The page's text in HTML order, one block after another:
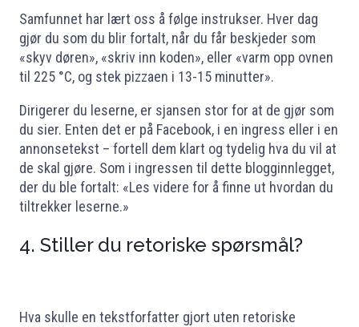
Samfunnet har lært oss å følge instrukser. Hver dag
gjør du som du blir fortalt, når du får beskjeder som
«skyv døren», «skriv inn koden», eller «varm opp ovnen
til 225 °C, og stek pizzaen i 13-15 minutter».
Dirigerer du leserne, er sjansen stor for at de gjør som
du sier. Enten det er på Facebook, i en ingress eller i en
annonsetekst – fortell dem klart og tydelig hva du vil at
de skal gjøre. Som i ingressen til dette blogginnlegget,
der du ble fortalt: «Les videre for å finne ut hvordan du
tiltrekker leserne.»
4. Stiller du retoriske spørsmål?
Hva skulle en tekstforfatter gjort uten retoriske